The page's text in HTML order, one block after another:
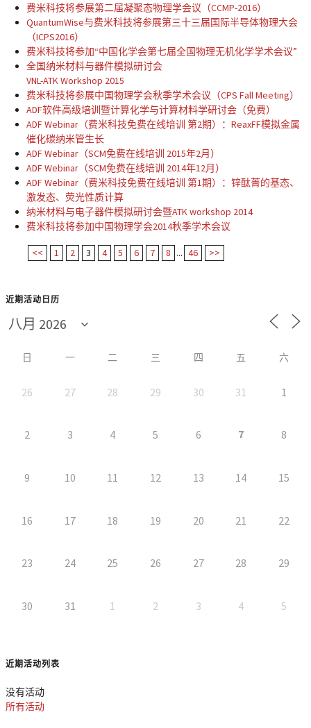
费米科技将参展第二届凝聚态物理学会议（CCMP-2016）
QuantumWise与费米科技将参展第三十三届国际半导体物理大会
（ICPS2016）
费米科技将参加“中国化学会第七届全国物理无机化学学术会议”
全国纳米材料与器件模拟研讨会
VNL-ATK Workshop 2015
费米科技将参展中国物理学会秋季学术会议（CPS Fall Meeting）
ADF软件高级培训暨计算化学与计算材料学研讨会（免费）
ADF Webinar（费米科技免费在线培训 第2期）：ReaxFF模拟金属
催化碳纳米管生长
ADF Webinar（SCM免费在线培训 2015年2月）
ADF Webinar（SCM免费在线培训 2014年12月）
ADF Webinar（费米科技免费在线培训 第1期）：锌酞菁的基态、
激发态、荧光性质计算
纳米材料与电子器件模拟研讨会暨ATK workshop 2014
费米科技将参加中国物理学会2014秋季学术会议
<< 1 2 3 4 5 6 7 8 ... 46 >>
近期活动日历
日 一 二 三 四 五 六
26 27 28 29 30 31 1
2 3 4 5 6 7 8
9 10 11 12 13 14 15
16 17 18 19 20 21 22
23 24 25 26 27 28 29
30 31 1 2 3 4 5
近期活动列表
没有活动
所有活动